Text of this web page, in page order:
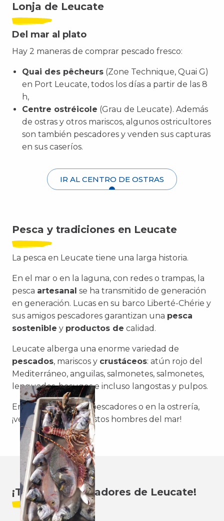
Lonja de Leucate
Del mar al plato
Hay 2 maneras de comprar pescado fresco:
Quai des pêcheurs (Zone Technique, Quai G)
en Port Leucate, todos los días a partir de las 8
h,
Centre ostréicole (Grau de Leucate). Además
de ostras y otros mariscos, algunos ostricultores
son también pescadores y venden sus capturas
en sus caseríos.
IR AL CENTRO DE OSTRAS
Pesca y tradiciones en Leucate
La pesca en Leucate tiene una larga historia.
En el mar o en la laguna, con redes o trampas, la
pesca artesanal se ha transmitido de generación
en generación. Lucas en su barco Liberté-Chérie y
sus amigos pescadores garantizan una pesca
sostenible y productos de calidad.
Leucate alberga una enorme variedad de
pescados, mariscos y crustáceos: atún rojo del
Mediterráneo, anguilas, salmonetes, salmonetes,
lenguados, besugos e incluso langostas y pulpos.
En el muelle de los pescadores o en la ostrería,
¡venga a conocer a estos hombres del mar!
¡Todos los pescadores de Leucate!
Aux Nœuds Marins - Producteur
d'huîtres